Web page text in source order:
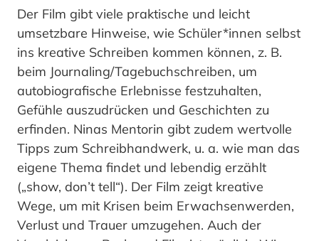
Der Film gibt viele praktische und leicht
umsetzbare Hinweise, wie Schüler*innen selbst
ins kreative Schreiben kommen können, z. B.
beim Journaling/Tagebuchschreiben, um
autobiografische Erlebnisse festzuhalten,
Gefühle auszudrücken und Geschichten zu
erfinden. Ninas Mentorin gibt zudem wertvolle
Tipps zum Schreibhandwerk, u. a. wie man das
eigene Thema findet und lebendig erzählt
(„show, don’t tell“). Der Film zeigt kreative
Wege, um mit Krisen beim Erwachsenwerden,
Verlust und Trauer umzugehen. Auch der